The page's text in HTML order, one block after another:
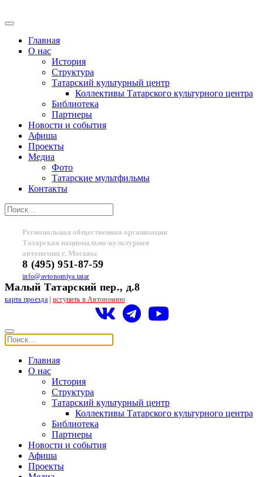
Главная
О нас
История
Структура
Татарский культурный центр
Коллективы Татарского культурного центра
Библиотека
Партнеры
Новости и события
Афиша
Проекты
Медиа
Фото
Татарские мультфильмы
Контакты
Региональная общественная организация
Татарская национально-культурная
автономия г. Москвы
8 (495) 951-87-59
info@avtonomiya.tatar
Малый Татарский пер., д.8
карта проезда| вступить в Автономию
Главная
О нас
История
Структура
Татарский культурный центр
Коллективы Татарского культурного центра
Библиотека
Партнеры
Новости и события
Афиша
Проекты